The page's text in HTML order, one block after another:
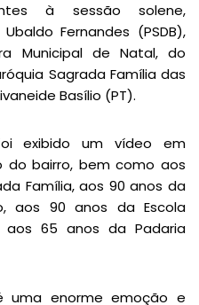
à sessão solene,
Fernandes (PSDB),
Municipal de Natal, do
Sagrada Família das
Basílio (PT).
exibido um vídeo em
do bairro, bem como aos
Família, aos 90 anos da
aos 90 anos da Escola
aos 65 anos da Padaria
uma enorme emoção e